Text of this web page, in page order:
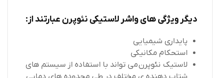
دیگر ویژگی های واشر لاستیکی نئوپرن عبارتند از:
پایداری شیمیایی
استحکام مکانیکی
لاستیک نئوپرن می تواند با استفاده از سیستم های